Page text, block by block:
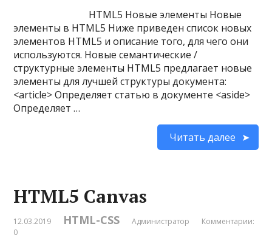
HTML5 Новые элементы Новые
элементы в HTML5 Ниже приведен список новых
элементов HTML5 и описание того, для чего они
используются. Новые семантические /
структурные элементы HTML5 предлагает новые
элементы для лучшей структуры документа:
<article> Определяет статью в документе <aside>
Определяет …
Читать далее
HTML5 Canvas
12.03.2019 HTML-CSS Администратор
Комментарии:
0